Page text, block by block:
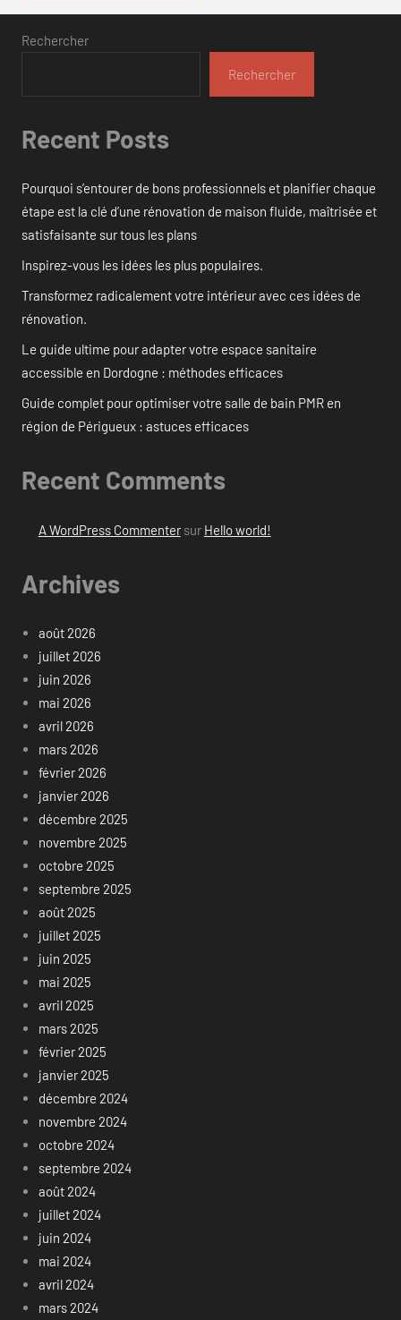
Rechercher
Rechercher
Recent Posts
Pourquoi s’entourer de bons professionnels et planifier chaque
étape est la clé d’une rénovation de maison fluide, maîtrisée et
satisfaisante sur tous les plans
Inspirez-vous les idées les plus populaires.
Transformez radicalement votre intérieur avec ces idées de
rénovation.
Le guide ultime pour adapter votre espace sanitaire
accessible en Dordogne : méthodes efficaces
Guide complet pour optimiser votre salle de bain PMR en
région de Périgueux : astuces efficaces
Recent Comments
A WordPress Commentersur Hello world!
Archives
août 2026
juillet 2026
juin 2026
mai 2026
avril 2026
mars 2026
février 2026
janvier 2026
décembre 2025
novembre 2025
octobre 2025
septembre 2025
août 2025
juillet 2025
juin 2025
mai 2025
avril 2025
mars 2025
février 2025
janvier 2025
décembre 2024
novembre 2024
octobre 2024
septembre 2024
août 2024
juillet 2024
juin 2024
mai 2024
avril 2024
mars 2024